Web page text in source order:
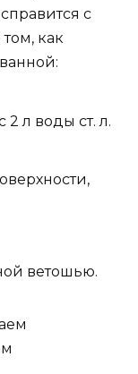
с
как
2 л воды ст. л.
ветошью.